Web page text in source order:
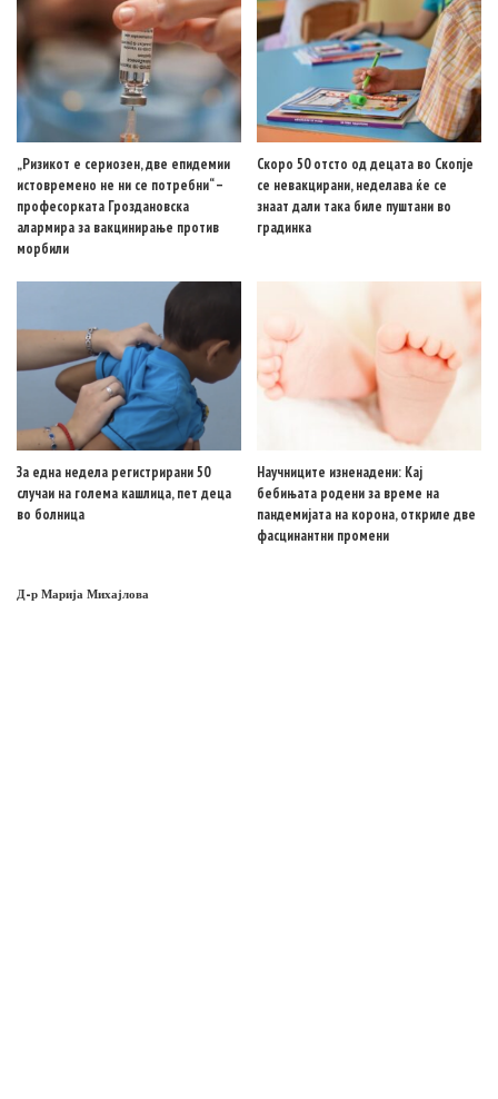
„Ризикот е сериозен, две епидемии
истовремено не ни се потребни“ –
професорката Гроздановска
алармира за вакцинирање против
морбили
Скоро 50 отсто од децата во Скопје
се невакцирани, неделава ќе се
знаат дали така биле пуштани во
градинка
За една недела регистрирани 50
случаи на голема кашлица, пет деца
во болница
Научниците изненадени: Кај
бебињата родени за време на
пандемијата на корона, откриле две
фасцинантни промени
Д-р Марија Михајлова